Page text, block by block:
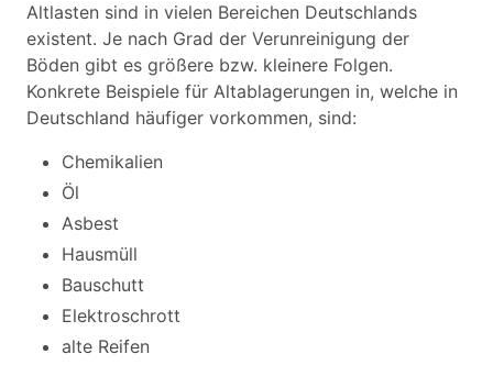
Altlasten sind in vielen Bereichen Deutschlands
existent. Je nach Grad der Verunreinigung der
Böden gibt es größere bzw. kleinere Folgen.
Konkrete Beispiele für Altablagerungen in, welche in
Deutschland häufiger vorkommen, sind:
Chemikalien
Öl
Asbest
Hausmüll
Bauschutt
Elektroschrott
alte Reifen